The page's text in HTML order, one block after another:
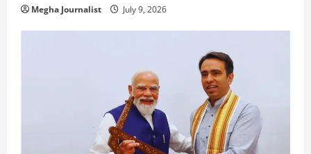
Megha Journalist July 9, 2026